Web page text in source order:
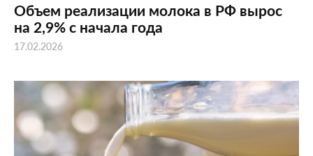
Объем реализации молока в РФ вырос
на 2,9% с начала года
17.02.2026